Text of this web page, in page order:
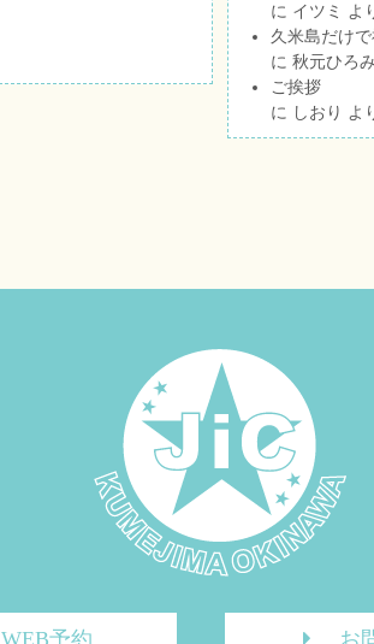
に イツミ よ
久米島だけ
に 秋元ひろ
ご挨拶
に しおり よ